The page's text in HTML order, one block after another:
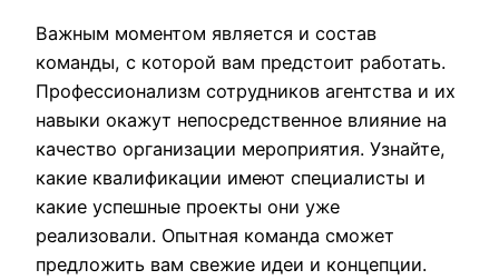
Важным моментом является и состав
команды, с которой вам предстоит работать.
Профессионализм сотрудников агентства и их
навыки окажут непосредственное влияние на
качество организации мероприятия. Узнайте,
какие квалификации имеют специалисты и
какие успешные проекты они уже
реализовали. Опытная команда сможет
предложить вам свежие идеи и концепции.